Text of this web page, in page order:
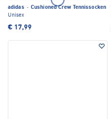
adidas · Cushioned Crew Tennissocken
Unisex
€ 17,99